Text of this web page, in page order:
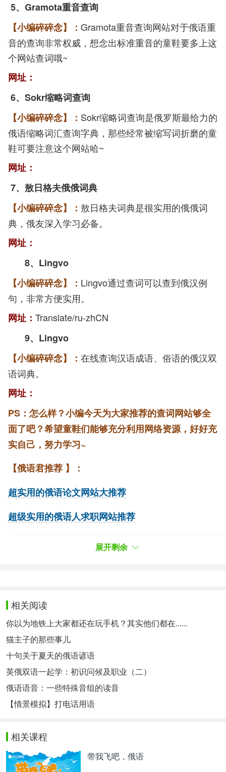
5、 Gramota重音查询
【小编碎碎念】： Gramota重音查询网站对于俄语重
音的查询非常权威，想念出标准重音的童鞋要多上这
个网站查词哦~
网址：
6、 Sokr缩略词查询
【小编碎碎念】： Sokr缩略词查询是俄罗斯最给力的
俄语缩略词汇查询字典，那些经常被缩写词折磨的童
鞋可要注意这个网站哈~
网址：
7、 敖日格夫俄俄词典
【小编碎碎念】： 敖日格夫词典是很实用的俄俄词
典，俄友深入学习必备。
网址：
8、 Lingvo
【小编碎碎念】： Lingvo通过查词可以查到俄汉例
句，非常方便实用。
网址： Translate/ru-zhCN
9、 Lingvo
【小编碎碎念】： 在线查询汉语成语、俗语的俄汉双
语词典。
网址：
PS：怎么样？小编今天为大家推荐的查词网站够全
面了吧？希望童鞋们能够充分利用网络资源，好好充
实自己，努力学习~
【俄语君推荐 】：
超实用的俄语论文网站大推荐
超级实用的俄语人求职网站推荐
一些实用的俄罗斯高校网站
相关热点： 俄语网站大全 学习俄语
展开剩余
相关阅读
你以为地铁上大家都还在玩手机？其实他们都在......
猫主子的那些事儿
十句关于夏天的俄语谚语
英俄双语一起学：初识问候及职业（二）
俄语语音：一些特殊音组的读音
【情景模拟】打电话用语
相关课程
带我飞吧，俄语